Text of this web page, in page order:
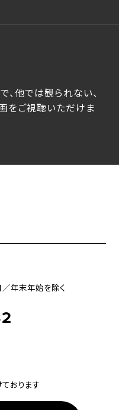
他では観られない、
をご視聴いただけま
年末年始を除く
おります